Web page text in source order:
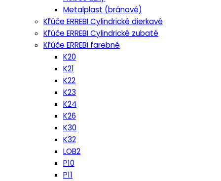
Metalplast (bránové)
Kľúče ERREBI Cylindrické dierkavé
Kľúče ERREBI Cylindrické zubaté
Kľúče ERREBI farebné
K20
K21
K22
K23
K24
K26
K30
K32
LOB2
P10
P11